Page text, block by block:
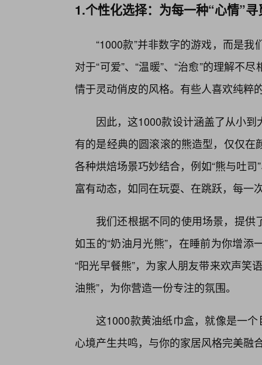
1.个性化选择：为每一种“心情”
“1000款”并非数字的游戏，而是
对于“可爱”、“温暖”、“治愈”的理解不
情于灵动俏皮的风格。有些人喜欢纯粹
因此，这1000款设计涵盖了从小
有的是经典的圆滚滚的熊造型，仅仅
各种烘焙场景巧妙结合，例如“熊与吐
富有动态，如同在玩耍、在跳跃，每一
我们还根据不同的使用场景，提
如玉的“奶油月光熊”，在睡前为你增
“阳光早餐熊”，为家人朋友带来欢声笑
油熊”，为你营造一份专注的氛围。
这1000款黄油纸巾盒，就像是一
心境产生共鸣，与你的家居风格完美融